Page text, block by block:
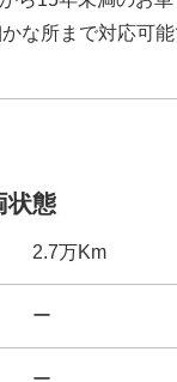
な所まで対応可
状態
2.7万Km
ー